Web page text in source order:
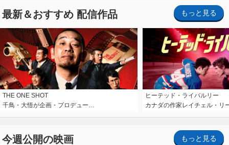
最新＆おすすめ 配信作品 もっと見る
THE ONE SHOT
千鳥・大悟が企画・プロデュー…
ヒーテッド・ライバルリー
カナダの作家レイチェル・リ
今週公開の映画 もっと見る